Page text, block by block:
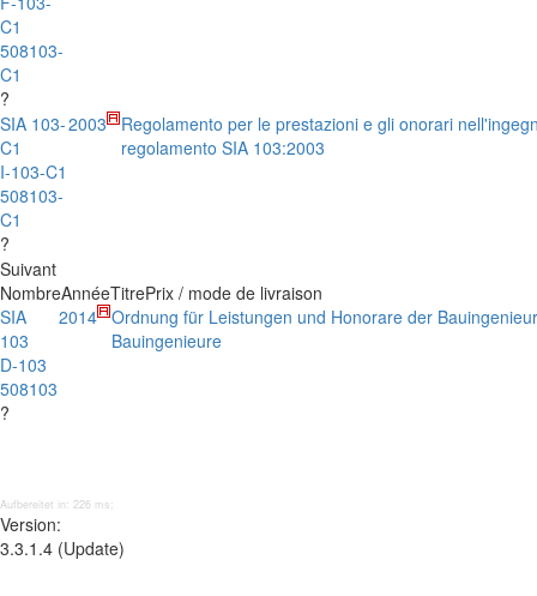
C1
508103-
C1
?
SIA 103-
C1
I-103-C1
508103-
C1
?
2003
Regolamento per le prestazioni e gli onorari
regolamento SIA 103:2003
Suivant
NombreAnnéeTitrePrix / mode de livraison
SIA
103
D-103
508103
?
2014 Ordnung für Leistungen und Honorare der
Bauingenieure
Aufbereitet in: 226 ms;
Version:
3.3.1.4 (Update)